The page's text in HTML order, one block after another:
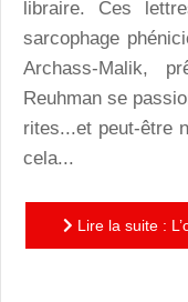
libraire. Ces
sarcophage
Archass-Malik,
Reuhman se
rites...et peut-être
cela...
Lire la suite :